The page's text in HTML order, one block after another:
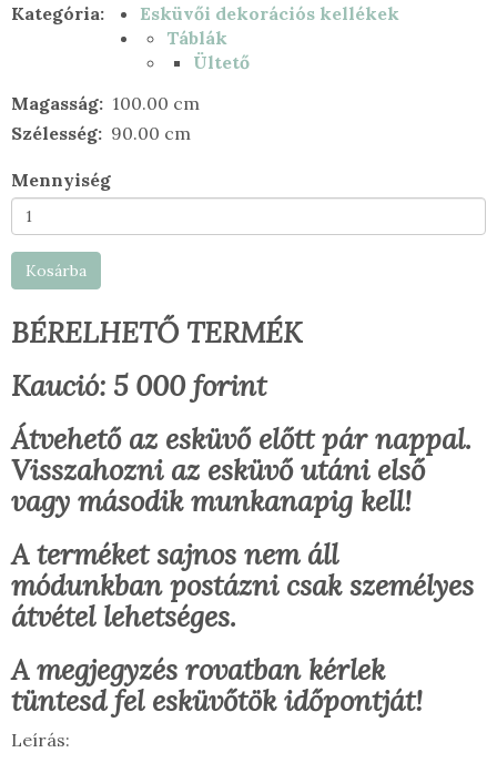
Kategória
Esküvői dekorációs kellékek
Táblák
Ültető
Magasság
100.00 cm
Szélesség
90.00 cm
Mennyiség
Kosárba
BÉRELHETŐ TERMÉK
Kaució: 5 000 forint
Átvehető az esküvő előtt pár nappal.
Visszahozni az esküvő utáni első
vagy második munkanapig kell!
A terméket sajnos nem áll
módunkban postázni csak személyes
átvétel lehetséges.
A megjegyzés rovatban kérlek
tüntesd fel esküvőtök időpontját!
Leírás: